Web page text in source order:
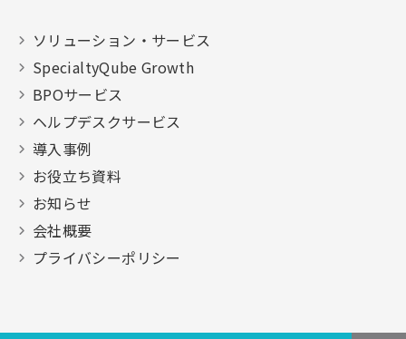
ソリューション・サービス
SpecialtyQube Growth
BPOサービス
ヘルプデスクサービス
導入事例
お役立ち資料
お知らせ
会社概要
プライバシーポリシー